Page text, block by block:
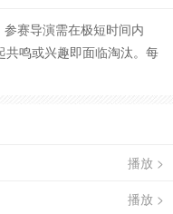
赛导演需在极短时间内
共鸣或兴趣即面临淘汰。每
播放 >
播放 >